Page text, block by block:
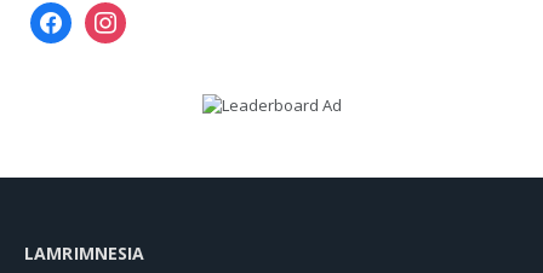
facebookinstagram
LAMRIMNESIA